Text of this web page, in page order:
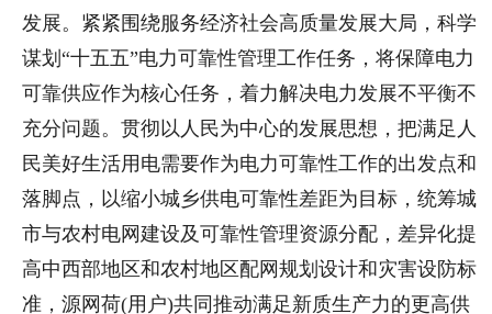
发展。紧紧围绕服务经济社会高质量发展大局，科学
谋划“十五五”电力可靠性管理工作任务，将保障电力
可靠供应作为核心任务，着力解决电力发展不平衡不
充分问题。贯彻以人民为中心的发展思想，把满足人
民美好生活用电需要作为电力可靠性工作的出发点和
落脚点，以缩小城乡供电可靠性差距为目标，统筹城
市与农村电网建设及可靠性管理资源分配，差异化提
高中西部地区和农村地区配网规划设计和灾害设防标
准，源网荷(用户)共同推动满足新质生产力的更高供